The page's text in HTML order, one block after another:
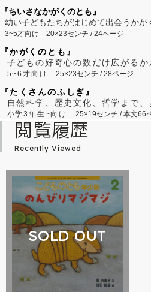
『ちいさなかがくのとも』
幼い子どもたちがはじめて出会うかが
3~5才向け 20×23センチ / 24ページ
『かがくのとも』
子どもの好奇心の数だけ広がるか
5~6才向け25×23センチ / 28ページ
『たくさんのふしぎ』
自然科学、歴史文化、哲学まで
小学3年生~向け 25×19センチ / 本文66
閲覧履歴
Recently Viewed
SOLD OUT